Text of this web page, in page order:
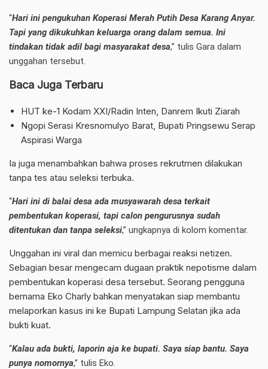
“Hari ini pengukuhan Koperasi Merah Putih Desa Karang Anyar.
Tapi yang dikukuhkan keluarga orang dalam semua. Ini
tindakan tidak adil bagi masyarakat desa,” tulis Gara dalam
unggahan tersebut.
Baca Juga Terbaru
HUT ke-1 Kodam XXI/Radin Inten, Danrem Ikuti Ziarah
Ngopi Serasi Kresnomulyo Barat, Bupati Pringsewu Serap
Aspirasi Warga
Ia juga menambahkan bahwa proses rekrutmen dilakukan
tanpa tes atau seleksi terbuka.
“Hari ini di balai desa ada musyawarah desa terkait
pembentukan koperasi, tapi calon pengurusnya sudah
ditentukan dan tanpa seleksi,” ungkapnya di kolom komentar.
Unggahan ini viral dan memicu berbagai reaksi netizen.
Sebagian besar mengecam dugaan praktik nepotisme dalam
pembentukan koperasi desa tersebut. Seorang pengguna
bernama Eko Charly bahkan menyatakan siap membantu
melaporkan kasus ini ke Bupati Lampung Selatan jika ada
bukti kuat.
“Kalau ada bukti, laporin aja ke bupati. Saya siap bantu. Saya
punya nomornya,” tulis Eko.